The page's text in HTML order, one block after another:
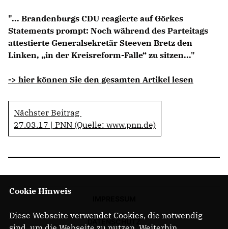
Kleine Anfragen
CDU Deutschland
CDU Brandenburg
"... Brandenburgs CDU reagierte auf Görkes
Statements prompt: Noch während des Parteitags
attestierte Generalsekretär Steeven Bretz den
Linken, „in der Kreisreform-Falle“ zu sitzen..."
-> hier können Sie den gesamten Artikel lesen
Nächster Beitrag
27.03.17 | PNN (Quelle: www.pnn.de)
Cookie Hinweis
Diese Webseite verwendet Cookies, die notwendig